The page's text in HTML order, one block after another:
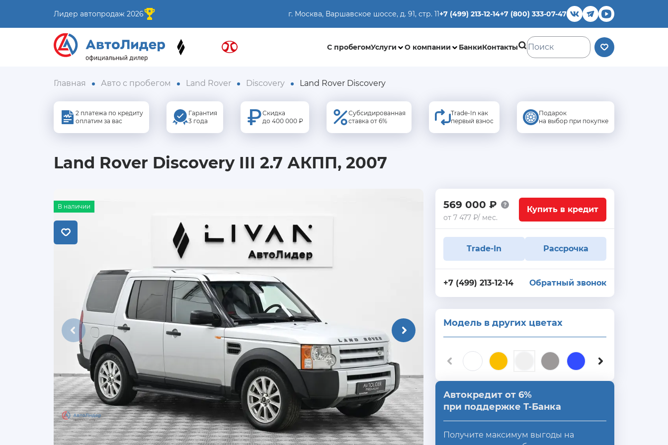
Лидер автопродаж 2026 г. Москва, Варшавское шоссе, д. 91, стр. 11+7 (499) 213-12-14+7 (800) 333-07-47
С пробегомУслуги О компании БанкиКонтакты
Главная Авто с пробегом Land Rover Discovery Land Rover Discovery
2 платежа по кредиту
оплатим за вас
Гарантия
3 года
Скидка
до 400 000 ₽
Субсидированная
ставка от 6%
Trade-In как
первый взнос
Подарок
на выбор при покупке
Land Rover Discovery III 2.7 АКПП, 2007
В наличии 569 000 ₽
от 7 477 ₽/ мес.
Купить в кредит
Trade-In Рассрочка
+7 (499) 213-12-14 Обратный звонок
Модель в других цветах
Автокредит от 6%
при поддержке Т-Банка
Получите максимум выгоды на